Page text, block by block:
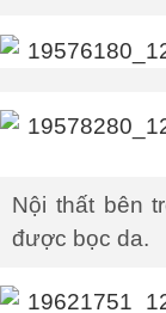
Nội thất bên
được bọc da.